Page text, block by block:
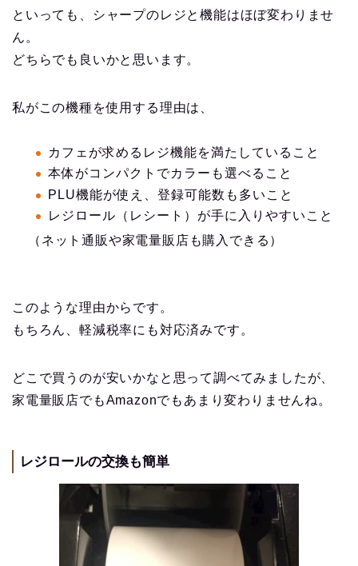
といっても、シャープのレジと機能はほぼ変わりませ
ん。
どちらでも良いかと思います。
私がこの機種を使用する理由は、
カフェが求めるレジ機能を満たしていること
本体がコンパクトでカラーも選べること
PLU機能が使え、登録可能数も多いこと
レジロール（レシート）が手に入りやすいこと
（ネット通販や家電量販店も購入できる）
このような理由からです。
もちろん、軽減税率にも対応済みです。
どこで買うのが安いかなと思って調べてみましたが、
家電量販店でもAmazonでもあまり変わりませんね。
レジロールの交換も簡単